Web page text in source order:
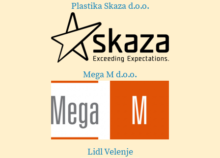
Plastika Skaza d.o.o.
Mega M d.o.o.
Lidl Velenje